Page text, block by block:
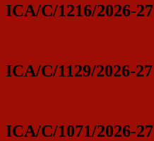
ICA/C/1216/2026-27
ICA/C/1129/2026-27
ICA/C/1071/2026-27